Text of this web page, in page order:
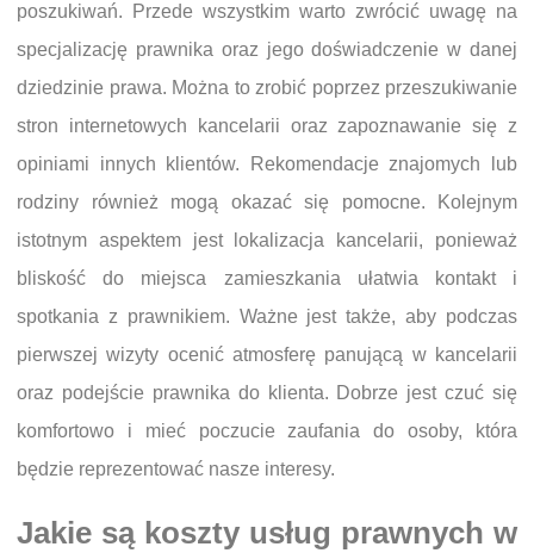
poszukiwań. Przede wszystkim warto zwrócić uwagę na
specjalizację prawnika oraz jego doświadczenie w danej
dziedzinie prawa. Można to zrobić poprzez przeszukiwanie
stron internetowych kancelarii oraz zapoznawanie się z
opiniami innych klientów. Rekomendacje znajomych lub
rodziny również mogą okazać się pomocne. Kolejnym
istotnym aspektem jest lokalizacja kancelarii, ponieważ
bliskość do miejsca zamieszkania ułatwia kontakt i
spotkania z prawnikiem. Ważne jest także, aby podczas
pierwszej wizyty ocenić atmosferę panującą w kancelarii
oraz podejście prawnika do klienta. Dobrze jest czuć się
komfortowo i mieć poczucie zaufania do osoby, która
będzie reprezentować nasze interesy.
Jakie są koszty usług prawnych w